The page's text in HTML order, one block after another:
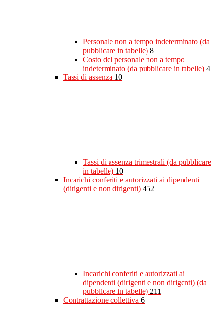
Personale non a tempo indeterminato (da
pubblicare in tabelle) 8
Costo del personale non a tempo
indeterminato (da pubblicare in tabelle) 4
Tassi di assenza 10
Tassi di assenza trimestrali (da pubblicare
in tabelle) 10
Incarichi conferiti e autorizzati ai dipendenti
(dirigenti e non dirigenti) 452
Incarichi conferiti e autorizzati ai
dipendenti (dirigenti e non dirigenti) (da
pubblicare in tabelle) 211
Contrattazione collettiva 6